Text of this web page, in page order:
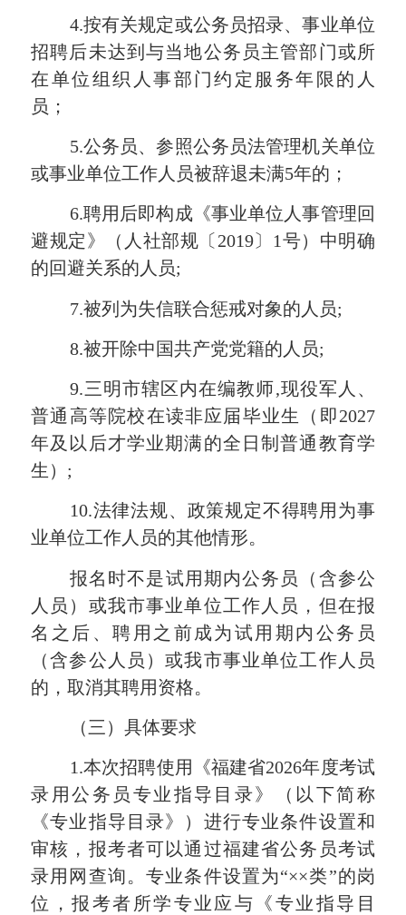
4.按有关规定或公务员招录、事业单位
招聘后未达到与当地公务员主管部门或所
在单位组织人事部门约定服务年限的人
员；
5.公务员、参照公务员法管理机关单位
或事业单位工作人员被辞退未满5年的；
6.聘用后即构成《事业单位人事管理回
避规定》（人社部规〔2019〕1号）中明确
的回避关系的人员;
7.被列为失信联合惩戒对象的人员;
8.被开除中国共产党党籍的人员;
9.三明市辖区内在编教师,现役军人、
普通高等院校在读非应届毕业生（即2027
年及以后才学业期满的全日制普通教育学
生）;
10.法律法规、政策规定不得聘用为事
业单位工作人员的其他情形。
报名时不是试用期内公务员（含参公
人员）或我市事业单位工作人员，但在报
名之后、聘用之前成为试用期内公务员
（含参公人员）或我市事业单位工作人员
的，取消其聘用资格。
（三）具体要求
1.本次招聘使用《福建省2026年度考试
录用公务员专业指导目录》（以下简称
《专业指导目录》）进行专业条件设置和
审核，报考者可以通过福建省公务员考试
录用网查询。专业条件设置为“××类”的岗
位，报考者所学专业应与《专业指导目